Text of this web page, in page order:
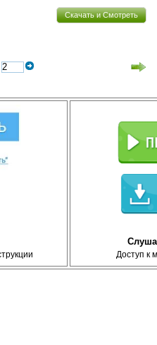
Скачать и Смотреть
Доступ к